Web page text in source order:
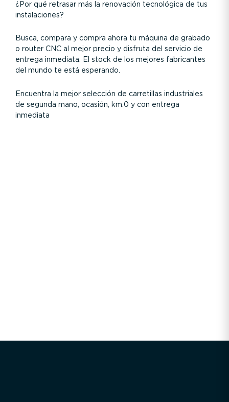
¿Por qué retrasar más la renovación tecnológica de tus
instalaciones?
Busca, compara y compra ahora tu máquina de grabado
o router CNC al mejor precio y disfruta del servicio de
entrega inmediata. El stock de los mejores fabricantes
del mundo te está esperando.
Encuentra la mejor selección de carretillas industriales
de segunda mano, ocasión, km.0 y con entrega
inmediata